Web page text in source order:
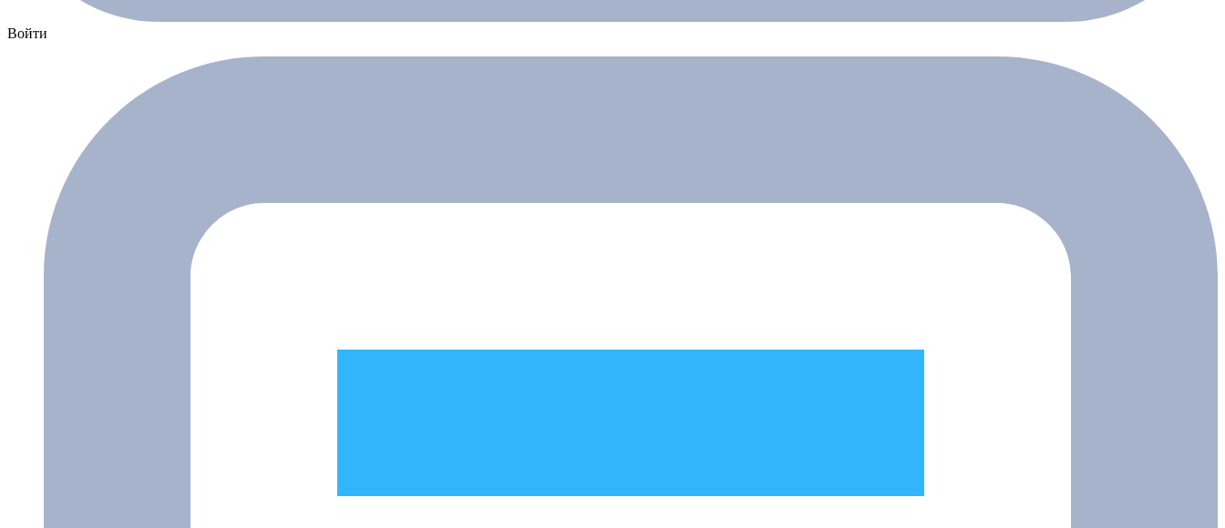
Войти